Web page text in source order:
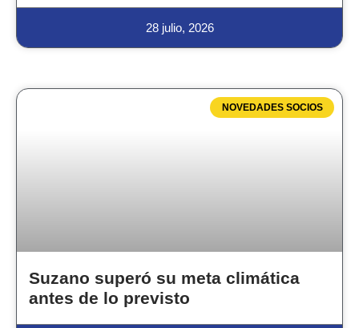
28 julio, 2026
NOVEDADES SOCIOS
Suzano superó su meta climática
antes de lo previsto